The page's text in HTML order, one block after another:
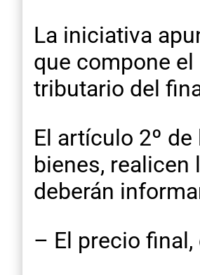
La iniciativa
que compone
tributario del
El artículo 2º
bienes,
deberán
– El precio